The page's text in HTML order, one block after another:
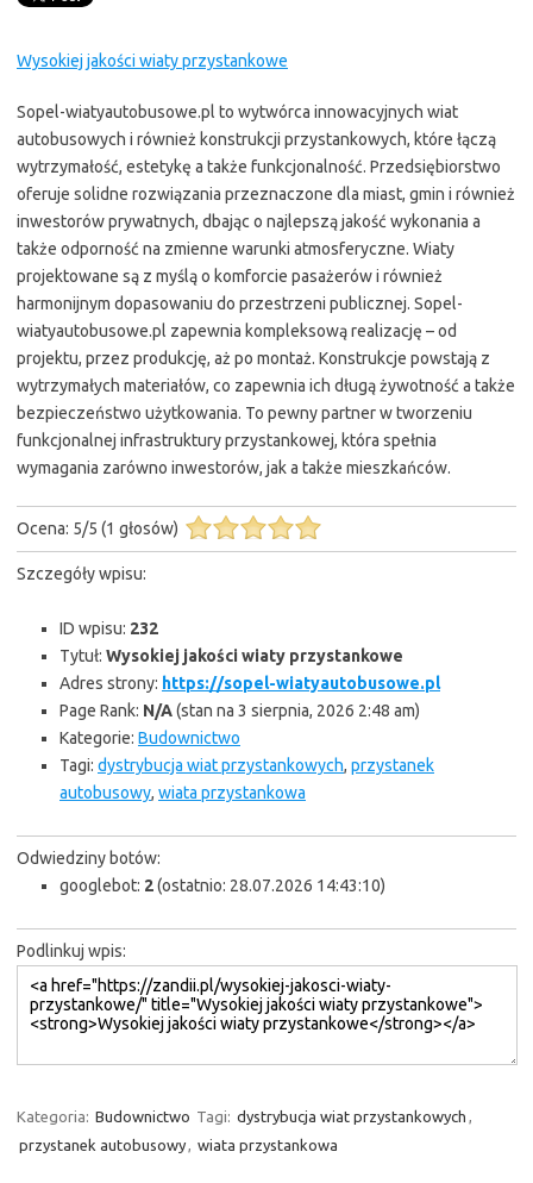
Wysokiej jakości wiaty przystankowe
Sopel-wiatyautobusowe.pl to wytwórca innowacyjnych wiat
autobusowych i również konstrukcji przystankowych, które łączą
wytrzymałość, estetykę a także funkcjonalność. Przedsiębiorstwo
oferuje solidne rozwiązania przeznaczone dla miast, gmin i również
inwestorów prywatnych, dbając o najlepszą jakość wykonania a
także odporność na zmienne warunki atmosferyczne. Wiaty
projektowane są z myślą o komforcie pasażerów i również
harmonijnym dopasowaniu do przestrzeni publicznej. Sopel-
wiatyautobusowe.pl zapewnia kompleksową realizację – od
projektu, przez produkcję, aż po montaż. Konstrukcje powstają z
wytrzymałych materiałów, co zapewnia ich długą żywotność a także
bezpieczeństwo użytkowania. To pewny partner w tworzeniu
funkcjonalnej infrastruktury przystankowej, która spełnia
wymagania zarówno inwestorów, jak a także mieszkańców.
Ocena: 5/5 (1 głosów)
Szczegóły wpisu:
ID wpisu: 232
Tytuł: Wysokiej jakości wiaty przystankowe
Adres strony: https://sopel-wiatyautobusowe.pl
Page Rank: N/A(stan na 3 sierpnia, 2026 2:48 am)
Kategorie: Budownictwo
Tagi: dystrybucja wiat przystankowych, przystanek
autobusowy, wiata przystankowa
Odwiedziny botów:
googlebot: 2(ostatnio: 28.07.2026 14:43:10)
Podlinkuj wpis:
Kategoria: Budownictwo Tagi: dystrybucja wiat przystankowych ,
przystanek autobusowy, wiata przystankowa